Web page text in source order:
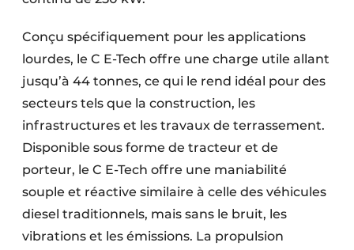
Conçu spécifiquement pour les appli­cations
lourdes, le C E-Tech offre une charge utile allant
jusqu’à 44 tonnes, ce qui le rend idéal pour des
secteurs tels que la construction, les
infrastructures et les travaux de terrassement.
Disponible sous forme de tracteur et de
porteur, le C E-Tech offre une maniabilité
souple et réactive similaire à celle des véhicules
diesel traditionnels, mais sans le bruit, les
vibrations et les émissions. La propulsion